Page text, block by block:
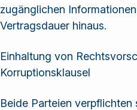
zugänglichen
Vertragsdauer hinaus.
Einhaltung von
Korruptionsklausel
Beide Parteien verpflichten